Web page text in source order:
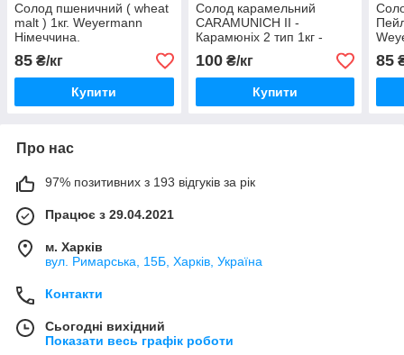
Солод пшеничний ( wheat
malt ) 1кг. Weyermann
Німеччина.
85 ₴/кг
Купити
Солод карамельний
CARAMUNICH II -
Карамюніх 2 тип 1кг -
Weyermann Німеччина
100₴/кг
Купити
85
Про нас
97% позитивних з 193 відгуків за рік
Працює з 29.04.2021
м. Харків
вул. Римарська, 15Б, Харків, Україна
Контакти
Сьогодні вихідний
Показати весь графік роботи